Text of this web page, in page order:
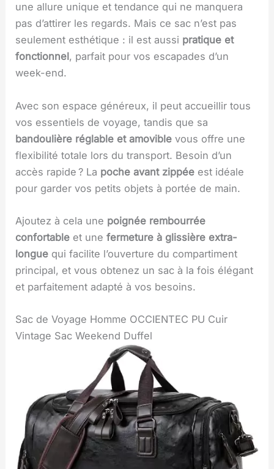
une allure unique et tendance qui ne manquera
pas d’attirer les regards. Mais ce sac n’est pas
seulement esthétique : il est aussi pratique et
fonctionnel, parfait pour vos escapades d’un
week-end.
Avec son espace généreux, il peut accueillir tous
vos essentiels de voyage, tandis que sa
bandoulière réglable et amovible vous offre une
flexibilité totale lors du transport. Besoin d’un
accès rapide ? La poche avant zippée est idéale
pour garder vos petits objets à portée de main.
Ajoutez à cela une poignée rembourrée
confortable et unefermeture à glissière extra-
longue qui facilite l’ouverture du compartiment
principal, et vous obtenez un sac à la fois élégant
et parfaitement adapté à vos besoins.
Sac de Voyage Homme OCCIENTEC PU Cuir
Vintage Sac Weekend Duffel